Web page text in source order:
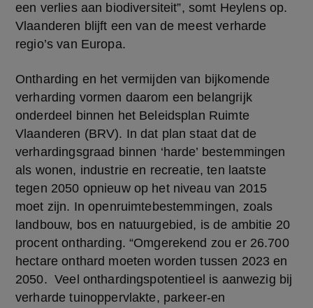
een verlies aan biodiversiteit”, somt Heylens op.
Vlaanderen blijft een van de meest verharde
regio’s van Europa.
Ontharding en het vermijden van bijkomende
verharding vormen daarom een belangrijk
onderdeel binnen het Beleidsplan Ruimte
Vlaanderen (BRV). In dat plan staat dat de
verhardingsgraad binnen ‘harde’ bestemmingen
als wonen, industrie en recreatie, ten laatste
tegen 2050 opnieuw op het niveau van 2015
moet zijn. In openruimtebestemmingen, zoals
landbouw, bos en natuurgebied, is de ambitie 20
procent ontharding. “Omgerekend zou er 26.700
hectare onthard moeten worden tussen 2023 en
2050.  Veel onthardingspotentieel is aanwezig bij
verharde tuinoppervlakte, parkeer-en